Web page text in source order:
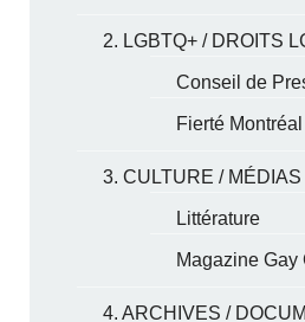
2. LGBTQ+ / DROITS
Conseil de
Fierté
3. CULTURE / MÉDIAS
Littérature
Magazine Gay
4. ARCHIVES /